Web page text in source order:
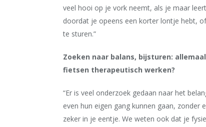
veel hooi op je vork neemt, als je maar
doordat je opeens een korter lontje hebt,
te sturen.”
Zoeken naar balans, bijsturen:
fietsen therapeutisch werken?
“Er is veel onderzoek gedaan naar het
even hun eigen gang kunnen gaan,
zeker in je eentje. We weten ook dat je